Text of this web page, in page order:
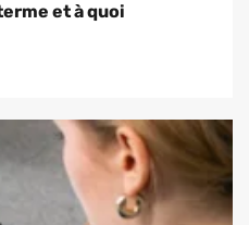
et à quoi